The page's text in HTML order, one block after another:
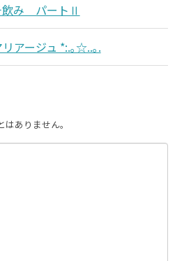
飲み パートⅡ
アージュ *:.｡☆..｡.
ありません。